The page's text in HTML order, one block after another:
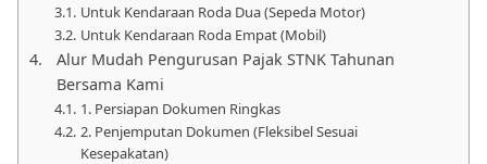
Untuk Kendaraan Roda Dua (Sepeda Motor)
Untuk Kendaraan Roda Empat (Mobil)
Alur Mudah Pengurusan Pajak STNK Tahunan
Bersama Kami
1. Persiapan Dokumen Ringkas
2. Penjemputan Dokumen (Fleksibel Sesuai
Kesepakatan)